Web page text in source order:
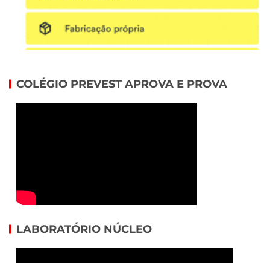
COLÉGIO PREVEST APROVA E PROVA
LABORATÓRIO NÚCLEO